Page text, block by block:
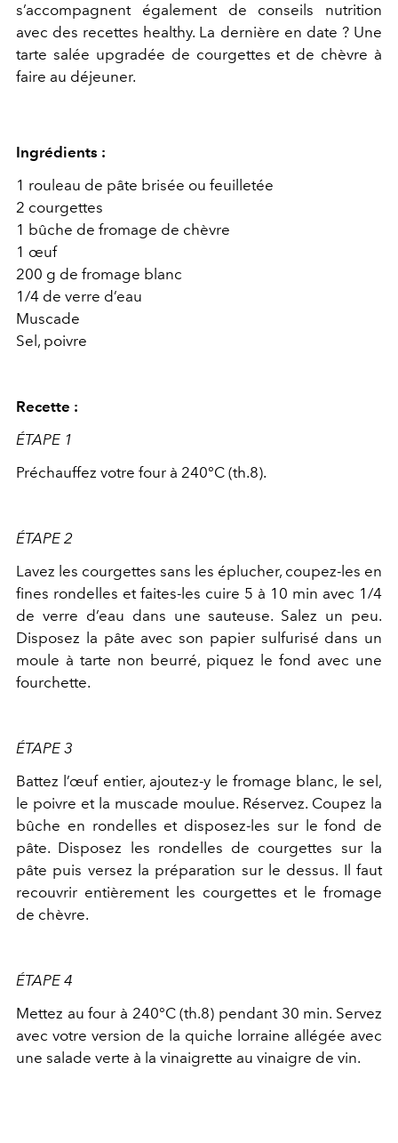
s’accompagnent également de conseils nutrition
avec des recettes healthy. La dernière en date ? Une
tarte salée upgradée de courgettes et de chèvre à
faire au déjeuner.
Ingrédients :
1 rouleau de pâte brisée ou feuilletée
2 courgettes
1 bûche de fromage de chèvre
1 œuf
200 g de fromage blanc
1/4 de verre d’eau
Muscade
Sel, poivre
Recette :
ÉTAPE 1
Préchauffez votre four à 240°C (th.8).
ÉTAPE 2
Lavez les courgettes sans les éplucher, coupez-les en
fines rondelles et faites-les cuire 5 à 10 min avec 1/4
de verre d’eau dans une sauteuse. Salez un peu.
Disposez la pâte avec son papier sulfurisé dans un
moule à tarte non beurré, piquez le fond avec une
fourchette.
ÉTAPE 3
Battez l’œuf entier, ajoutez-y le fromage blanc, le sel,
le poivre et la muscade moulue. Réservez. Coupez la
bûche en rondelles et disposez-les sur le fond de
pâte. Disposez les rondelles de courgettes sur la
pâte puis versez la préparation sur le dessus. Il faut
recouvrir entièrement les courgettes et le fromage
de chèvre.
ÉTAPE 4
Mettez au four à 240°C (th.8) pendant 30 min. Servez
avec votre version de la quiche lorraine allégée avec
une salade verte à la vinaigrette au vinaigre de vin.